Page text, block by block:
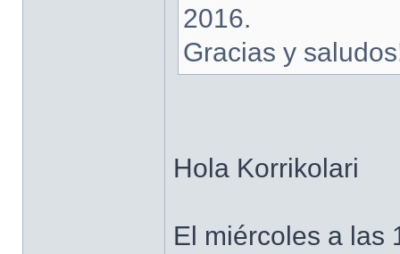
2016.
Gracias y
Hola Korrikolari
El miércoles a las